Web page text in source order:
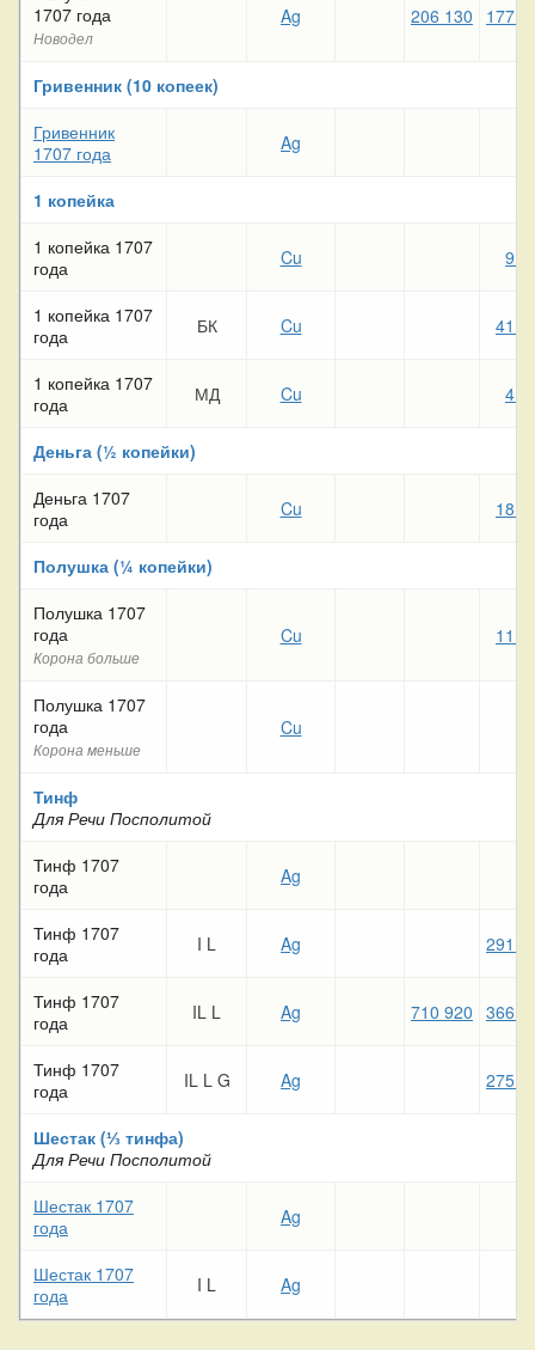
1707 года
Новодел
Ag 206 130 177
Гривенник (10 копеек)
Гривенник
1707 года
Ag
1 копейка
1 копейка 1707
года
Cu 9
1 копейка 1707
года
БК Cu 41
1 копейка 1707
года
МД Cu 4
Деньга (½ копейки)
Деньга 1707
года
Cu 18
Полушка (¼ копейки)
Полушка 1707
года
Корона больше
Cu 11
Полушка 1707
года
Корона меньше
Cu
Тинф
Для Речи Посполитой
Тинф 1707
года
Ag
Тинф 1707
года
I L Ag 291
Тинф 1707
года
IL L Ag 710 920 366
Тинф 1707
года
IL L G Ag 275
Шестак (⅓ тинфа)
Для Речи Посполитой
Шестак 1707
года
Ag
Шестак 1707
года
I L Ag